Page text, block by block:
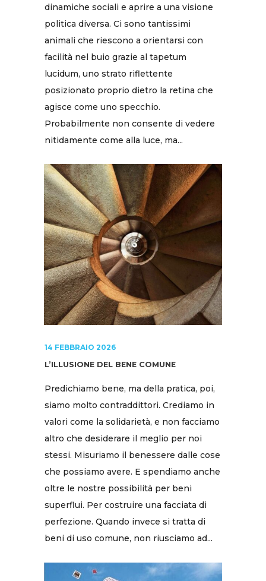
dinamiche sociali e aprire a una visione
politica diversa. Ci sono tantissimi
animali che riescono a orientarsi con
facilità nel buio grazie al tapetum
lucidum, uno strato riflettente
posizionato proprio dietro la retina che
agisce come uno specchio.
Probabilmente non consente di vedere
nitidamente come alla luce, ma...
14 FEBBRAIO 2026
L’ILLUSIONE DEL BENE COMUNE
Predichiamo bene, ma della pratica, poi,
siamo molto contraddittori. Crediamo in
valori come la solidarietà, e non facciamo
altro che desiderare il meglio per noi
stessi. Misuriamo il benessere dalle cose
che possiamo avere. E spendiamo anche
oltre le nostre possibilità per beni
superflui. Per costruire una facciata di
perfezione. Quando invece si tratta di
beni di uso comune, non riusciamo ad...